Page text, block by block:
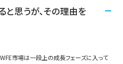
と思うが、その理由を
市場は一段上の成長フェーズに入って